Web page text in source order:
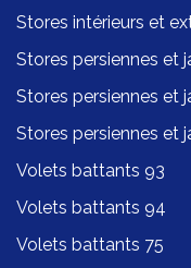
Stores intérieurs et
Stores persiennes et
Stores persiennes et
Stores persiennes et
Volets battants 93
Volets battants 94
Volets battants 75